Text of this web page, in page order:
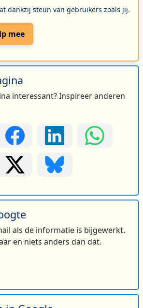
dankzij steun van gebruikers zoals jij.
mee
interessant? Inspireer anderen
als de informatie is bijgewerkt.
en niets anders dan dat.